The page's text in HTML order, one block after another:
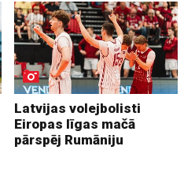
Latvijas volejbolisti
Eiropas līgas mačā
pārspēj Rumāniju